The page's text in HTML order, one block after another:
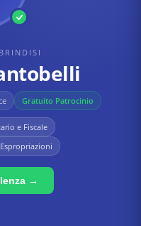
Gratuito Patrocinio
e Fiscale
→